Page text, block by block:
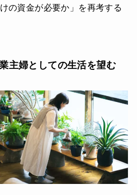
の資金が必要か」を再考する
主婦としての生活を望む